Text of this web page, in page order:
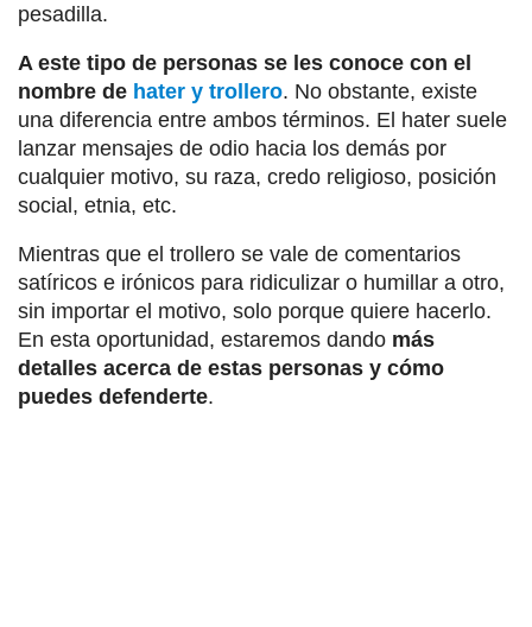
pesadilla.
A este tipo de personas se les conoce con el
nombre de hater y trollero. No obstante, existe
una diferencia entre ambos términos. El hater suele
lanzar mensajes de odio hacia los demás por
cualquier motivo, su raza, credo religioso, posición
social, etnia, etc.
Mientras que el trollero se vale de comentarios
satíricos e irónicos para ridiculizar o humillar a otro,
sin importar el motivo, solo porque quiere hacerlo.
En esta oportunidad, estaremos dando más
detalles acerca de estas personas y cómo
puedes defenderte.